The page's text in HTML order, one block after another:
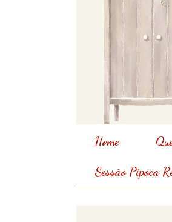
Home
Sessão Pipoca